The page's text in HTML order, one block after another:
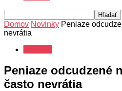
Domov Novinky Peniaze
nevrátia
Peniaze odcudzené
často nevrátia